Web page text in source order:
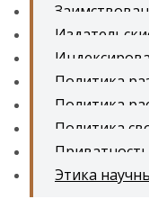
Политика
Политика
Политика
Приватность
Этика